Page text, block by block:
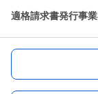
適格請求書発行事